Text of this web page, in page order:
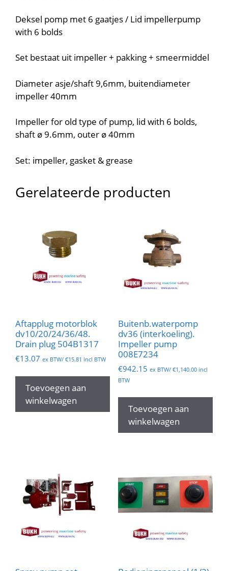
Deksel pomp met 6 gaatjes / Lid impellerpump
with 6 bolds
Set bestaat uit impeller + pakking + smeermiddel
Diameter asje/shaft 9,6mm, buitendiameter
impeller 40mm
Impeller for old type of pump, lid with 6 bolds,
shaft ø 9.6mm, outer ø 40mm
Set: impeller, gasket & grease
Gerelateerde producten
Aftapplug motorblok
dv10/20/24/36/48.
Drain plug 504B1317
€13.07 ex BTW/ €15.81 incl BTW
Toevoegen aan
winkelwagen
Buitenb.waterpomp
dv36 (interkoeling).
Impeller pump
008E7234
€942.15 ex BTW/ €1,140.00incl
BTW
Toevoegen aan
winkelwagen